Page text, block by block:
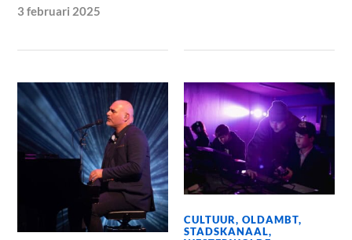
3 februari 2025
CULTUUR,OLDAMBT,
STADSKANAAL,